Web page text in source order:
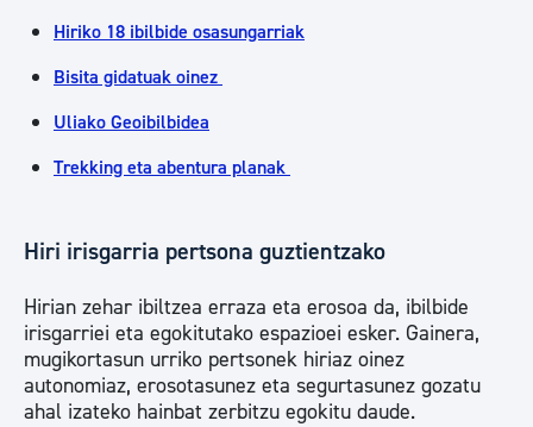
Hiriko 18 ibilbide osasungarriak
Bisita gidatuak oinez
Uliako Geoibilbidea
Trekking eta abentura planak
Hiri irisgarria pertsona guztientzako
Hirian zehar ibiltzea erraza eta erosoa da, ibilbide
irisgarriei eta egokitutako espazioei esker. Gainera,
mugikortasun urriko pertsonek hiriaz oinez
autonomiaz, erosotasunez eta segurtasunez gozatu
ahal izateko hainbat zerbitzu egokitu daude.